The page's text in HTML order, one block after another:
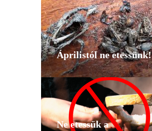
Áprilistól ne etessünk!
Ne etessük a